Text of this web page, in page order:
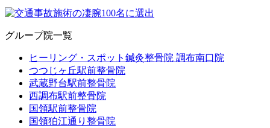
グループ院一覧
ヒーリング・スポット鍼灸整骨院 調布南口院
つつじヶ丘駅前整骨院
武蔵野台駅前整骨院
西調布駅前整骨院
国領駅前整骨院
国領狛江通り整骨院